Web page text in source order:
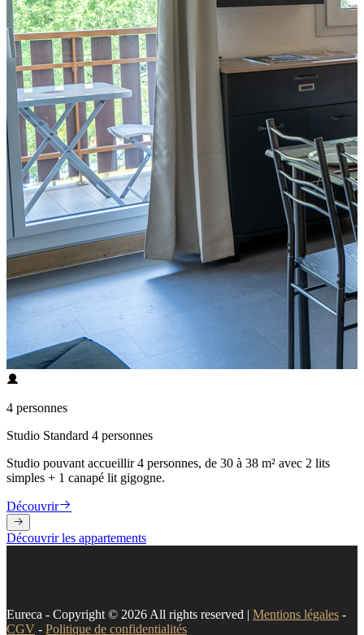
4 personnes
Studio Standard 4 personnes
Studio pouvant accueillir 4 personnes, de 30 à 38 m² avec 2 lits
simples + 1 canapé lit gigogne.
Découvrir
Découvrir les appartements
Eureca - Copyright © 2026 All rights reserved | Mentions légales -
CGV - Politique de confidentialités